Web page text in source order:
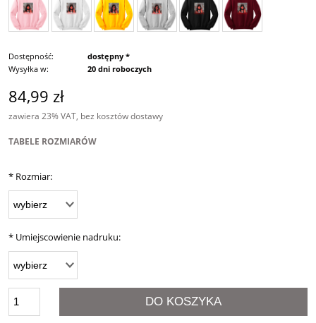
Dostępność:
dostępny *
Wysyłka w:
20 dni roboczych
84,99 zł
zawiera 23% VAT, bez kosztów dostawy
TABELE ROZMIARÓW
* Rozmiar:
* Umiejscowienie nadruku:
DO KOSZYKA